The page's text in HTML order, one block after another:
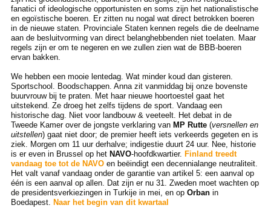
fanatici of ideologische opportunisten en soms zijn het nationalistische
en egoïstische boeren. Er zitten nu nogal wat direct betrokken boeren
in de nieuwe staten. Provinciale Staten kennen regels die de deelname
aan de besluitvorming van direct belanghebbenden niet toelaten. Maar
regels zijn er om te negeren en we zullen zien wat de BBB-boeren
ervan bakken.
We hebben een mooie lentedag. Wat minder koud dan gisteren.
Sportschool. Boodschappen. Anna zit vanmiddag bij onze bovenste
buurvrouw bij te praten. Met haar nieuwe hoortoestel gaat het
uitstekend. Ze droeg het zelfs tijdens de sport. Vandaag een
historische dag. Niet voor landbouw & veeteelt. Het debat in de
Tweede Kamer over de jongste verklaring van MP Rutte(versnellen en
uitstellen) gaat niet door; de premier heeft iets verkeerds gegeten en is
ziek. Morgen om 11 uur derhalve; indigestie duurt 24 uur. Nee, historie
is er even in Brussel op het NAVO-hoofdkwartier. Finland treedt
vandaag toe tot de NAVOen beëindigt een decennialange neutraliteit.
Het valt vanaf vandaag onder de garantie van artikel 5: een aanval op
één is een aanval op allen. Dat zijn er nu 31. Zweden moet wachten op
de presidentsverkiezingen in Turkije in mei, en op Orbanin
Boedapest. Naar het begin van dit kwartaal